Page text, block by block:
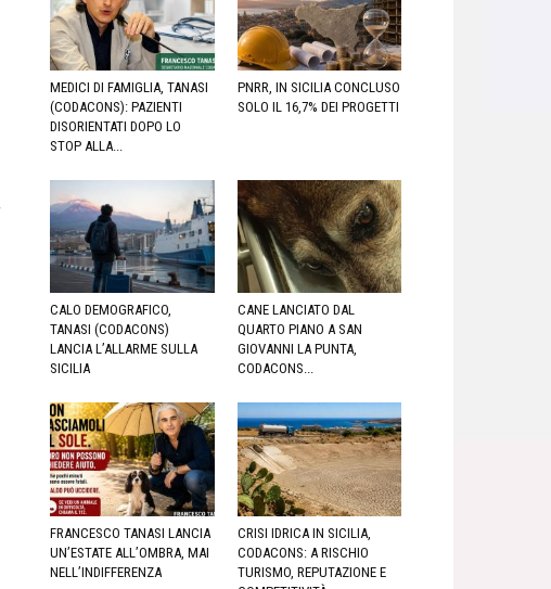
MEDICI DI FAMIGLIA, TANASI
(CODACONS): PAZIENTI
DISORIENTATI DOPO LO
STOP ALLA...
PNRR, IN SICILIA CONCLUSO
SOLO IL 16,7% DEI PROGETTI
CALO DEMOGRAFICO,
TANASI (CODACONS)
LANCIA L’ALLARME SULLA
SICILIA
CANE LANCIATO DAL
QUARTO PIANO A SAN
GIOVANNI LA PUNTA,
CODACONS...
FRANCESCO TANASI LANCIA
UN’ESTATE ALL’OMBRA, MAI
NELL’INDIFFERENZA
CRISI IDRICA IN SICILIA,
CODACONS: A RISCHIO
TURISMO, REPUTAZIONE E